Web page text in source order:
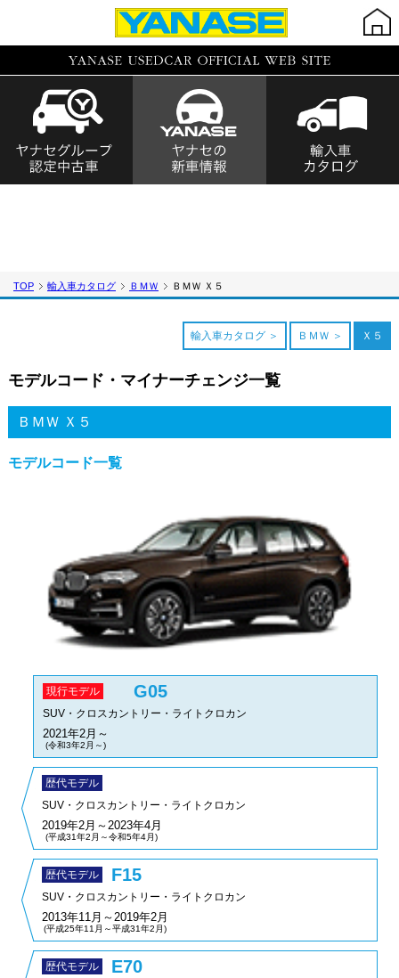
TOP 輸入車カタログ ＢＭＷ ＢＭＷ Ｘ５
輸入車カタログ ＢＭＷ Ｘ５
モデルコード・マイナーチェンジ一覧
ＢＭＷ Ｘ５
モデルコード一覧
現行モデル G05
SUV・クロスカントリー・ライトクロカン
2021年2月～
(令和3年2月～)
歴代モデル
SUV・クロスカントリー・ライトクロカン
2019年2月～2023年4月
(平成31年2月～令和5年4月)
歴代モデル F15
SUV・クロスカントリー・ライトクロカン
2013年11月～2019年2月
(平成25年11月～平成31年2月)
歴代モデル E70